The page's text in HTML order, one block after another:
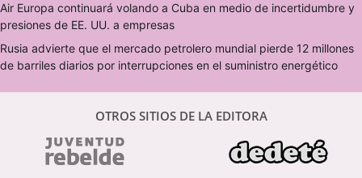
Air Europa continuará volando a Cuba en medio de incertidumbre y
presiones de EE. UU. a empresas
Rusia advierte que el mercado petrolero mundial pierde 12 millones
de barriles diarios por interrupciones en el suministro energético
OTROS SITIOS DE LA EDITORA